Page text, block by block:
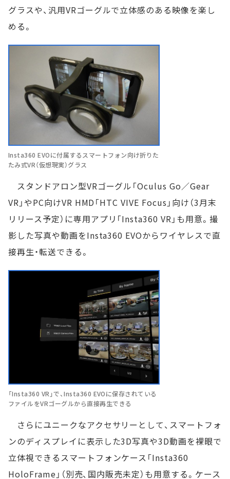
グラスや、汎用VRゴーグルで立体感のある映像を楽し
める。
Insta360 EVOに付属するスマートフォン向け折りた
たみ式VR（仮想現実）グラス
スタンドアロン型VRゴーグル「Oculus Go／Gear
VR」やPC向けVR HMD「HTC VIVE Focus」向け（3月末
リリース予定）に専用アプリ「Insta360 VR」も用意。撮
影した写真や動画をInsta360 EVOからワイヤレスで直
接再生・転送できる。
「Insta360 VR」で、Insta360 EVOに保存されている
ファイルをVRゴーグルから直接再生できる
さらにユニークなアクセサリーとして、スマートフォ
ンのディスプレイに表示した3D写真や3D動画を裸眼で
立体視できるスマートフォンケース「Insta360
HoloFrame」（別売、国内販売未定）も用意する。ケース